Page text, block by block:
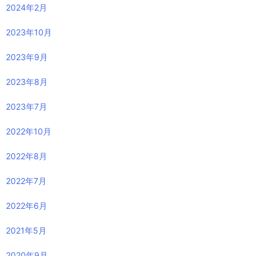
アーカイブ
2026年1月
2025年1月
2024年7月